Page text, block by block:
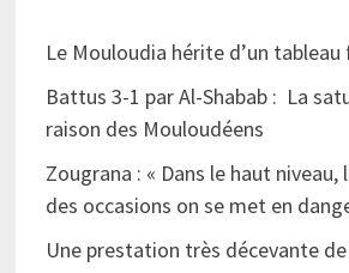
Le Mouloudia hérite d’un
Battus 3-1 par Al-Shabab : La
raison des Mouloudéens
Zougrana : « Dans le haut niveau,
des occasions on se met en
Une prestation très décevante